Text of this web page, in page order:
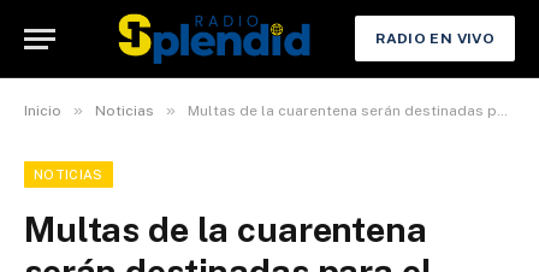
RADIO EN VIVO
Inicio » Noticias » Multas de la cuarentena serán destinadas para el seguro de Bs 100 mil de los Policías
NOTICIAS
Multas de la cuarentena